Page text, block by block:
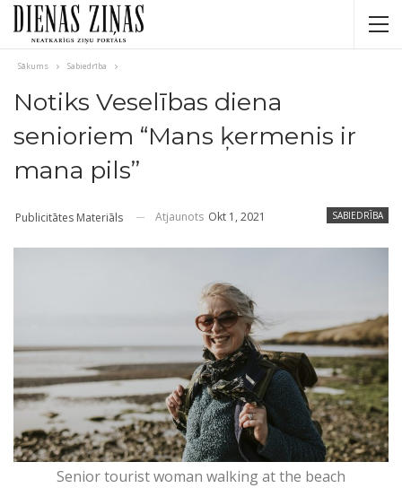
Sākums Sabiedrība
Notiks Veselības diena
senioriem “Mans ķermenis ir
mana pils”
SABIEDRĪBA
Publicitātes Materiāls Atjaunots Okt 1, 2021
Senior tourist woman walking at the beach